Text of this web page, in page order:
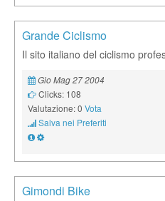
Grande Ciclismo
Il sito italiano del ciclismo
Gio Mag 27 2004
Clicks: 108
Valutazione: 0 Vota
Salva nei Preferiti
Gimondi Bike